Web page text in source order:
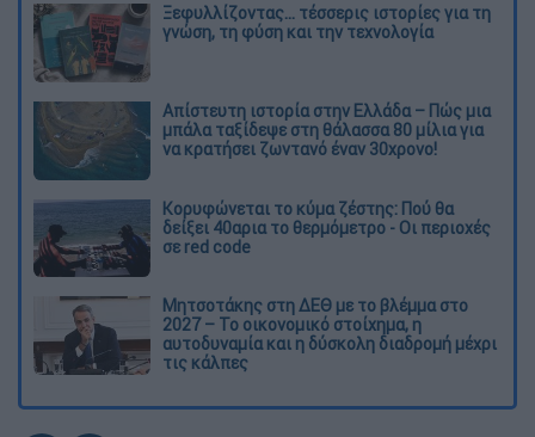
Ξεφυλλίζοντας... τέσσερις ιστορίες για τη
γνώση, τη φύση και την τεχνολογία
Απίστευτη ιστορία στην Ελλάδα – Πώς μια
μπάλα ταξίδεψε στη θάλασσα 80 μίλια για
να κρατήσει ζωντανό έναν 30χρονο!
Κορυφώνεται το κύμα ζέστης: Πού θα
δείξει 40αρια το θερμόμετρο - Οι περιοχές
σε red code
Μητσοτάκης στη ΔΕΘ με το βλέμμα στο
2027 – Το οικονομικό στοίχημα, η
αυτοδυναμία και η δύσκολη διαδρομή μέχρι
τις κάλπες